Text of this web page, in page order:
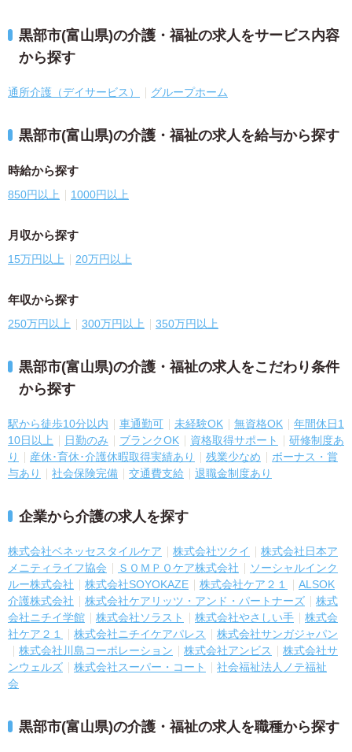
黒部市(富山県)の介護・福祉の求人をサービス内容
から探す
通所介護（デイサービス） グループホーム
黒部市(富山県)の介護・福祉の求人を給与から探す
時給から探す
850円以上 1000円以上
月収から探す
15万円以上 20万円以上
年収から探す
250万円以上 300万円以上 350万円以上
黒部市(富山県)の介護・福祉の求人をこだわり条件
から探す
駅から徒歩10分以内 車通勤可 未経験OK 無資格OK
年間休日1
10日以上
日勤のみ ブランクOK 資格取得サポート
研修制度あ
り
産休･育休･介護休暇取得実績あり 残業少なめ
ボーナス・賞
与あり
社会保険完備 交通費支給 退職金制度あり
企業から介護の求人を探す
株式会社ベネッセスタイルケア 株式会社ツクイ
株式会社日本ア
メニティライフ協会
ＳＯＭＰＯケア株式会社
ソーシャルインク
ルー株式会社
株式会社SOYOKAZE 株式会社ケア２１
ALSOK
介護株式会社
株式会社ケアリッツ・アンド・パートナーズ
株式
会社ニチイ学館
株式会社ソラスト 株式会社やさしい手
株式会
社ケア２１
株式会社ニチイケアパレス
株式会社サンガジャパン
株式会社川島コーポレーション
株式会社アンビス
株式会社サ
ンウェルズ
株式会社スーパー・コート
社会福祉法人ノテ福祉
会
黒部市(富山県)の介護・福祉の求人を職種から探す